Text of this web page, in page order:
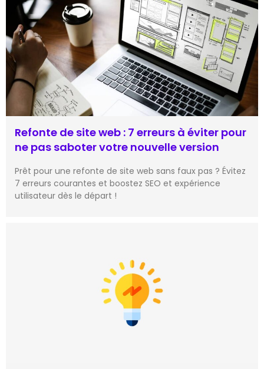
Refonte de site web : 7 erreurs à éviter pour
ne pas saboter votre nouvelle version
Prêt pour une refonte de site web sans faux pas ? Évitez
7 erreurs courantes et boostez SEO et expérience
utilisateur dès le départ !